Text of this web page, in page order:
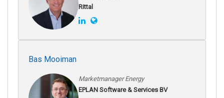
Rittal
Bas Mooiman
Marketmanager Energy
EPLAN Software & Services BV